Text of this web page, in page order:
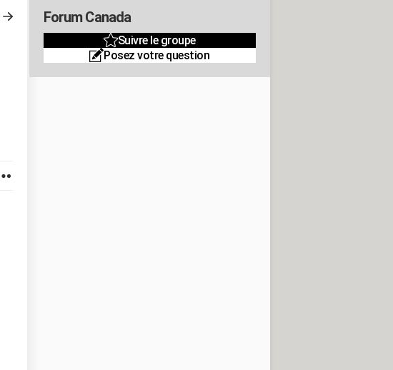
Forum Canada
Suivre le groupe
Posez votre question